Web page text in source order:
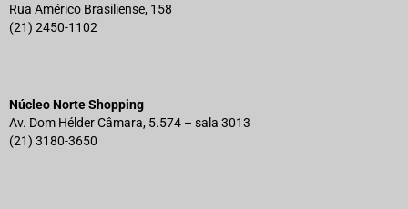
Rua Américo Brasiliense, 158
(21) 2450-1102
Núcleo Norte Shopping
Av. Dom Hélder Câmara, 5.574 – sala 3013
(21) 3180-3650